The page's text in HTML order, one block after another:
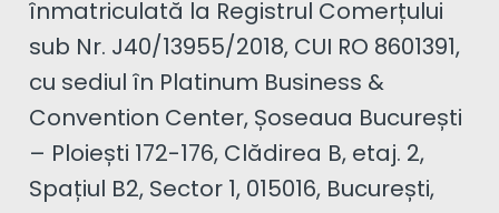
înmatriculată la Registrul Comerțului
sub Nr. J40/13955/2018, CUI RO 8601391,
cu sediul în Platinum Business &
Convention Center, Șoseaua București
– Ploiești 172-176, Clădirea B, etaj. 2,
Spațiul B2, Sector 1, 015016, București,